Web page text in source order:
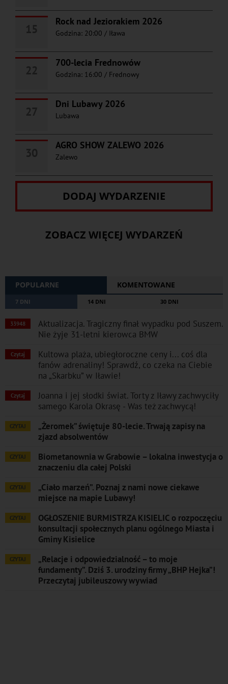
Rock nad Jeziorakiem 2026
Godzina: 20:00 / Iława
700-lecia Frednowów
Godzina: 16:00 / Frednowy
Dni Lubawy 2026
Lubawa
AGRO SHOW ZALEWO 2026
Zalewo
DODAJ WYDARZENIE
ZOBACZ WIĘCEJ WYDARZEŃ
POPULARNE KOMENTOWANE
7 DNI 14 DNI 30 DNI
33948
Aktualizacja. Tragiczny finał wypadku pod Suszem.
Nie żyje 31-letni kierowca BMW
Czytaj
Kultowa plaża, ubiegłoroczne ceny i... coś dla
fanów adrenaliny! Sprawdź, co czeka na Ciebie
na „Skarbku” w Iławie!
Czytaj
Joanna i jej słodki świat. Torty z Iławy zachwyciły
samego Karola Okrasę - Was też zachwycą!
CZYTAJ
„Żeromek” świętuje 80-lecie. Trwają zapisy na
zjazd absolwentów
CZYTAJ
Biometanownia w Grabowie – lokalna inwestycja o
znaczeniu dla całej Polski
CZYTAJ
„Ciało marzeń”. Poznaj z nami nowe ciekawe
miejsce na mapie Lubawy!
CZYTAJ
OGŁOSZENIE BURMISTRZA KISIELIC o rozpoczęciu
konsultacji społecznych planu ogólnego Miasta i
Gminy Kisielice
CZYTAJ
„Relacje i odpowiedzialność – to moje
fundamenty”. Dziś 3. urodziny firmy „BHP Hejka”!
Przeczytaj jubileuszowy wywiad